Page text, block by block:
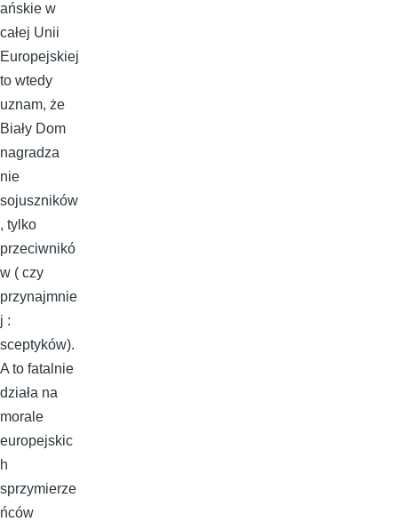
ańskie w
całej Unii
Europejskiej
to wtedy
uznam, że
Biały Dom
nagradza
nie
sojuszników
, tylko
przeciwnikó
w ( czy
przynajmnie
j :
sceptyków).
A to fatalnie
działa na
morale
europejskic
h
sprzymierze
ńców